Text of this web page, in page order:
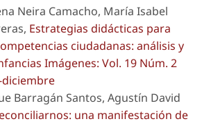
Neira Camacho, María Isabel
Estrategias didácticas para
ciudadanas: análisis y
Imágenes: Vol. 19 Núm. 2
diciembre
Barragán Santos, Agustín David
una manifestación de